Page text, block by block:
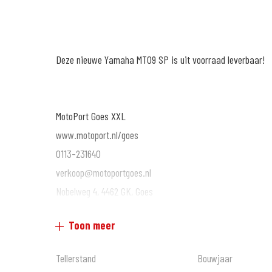
Deze nieuwe Yamaha MT09 SP is uit voorraad leverbaar!
MotoPort Goes XXL
www.motoport.nl/goes
0113-231640
verkoop@motoportgoes.nl
Nobelweg 4, 4462 GK, Goes
Voor meer motoren en scooters (400 stuks) zie onze
Voor kwaliteit en betrouwbaarheid bent u al meer dan 65
Toon meer
Tellerstand
Bouwjaar